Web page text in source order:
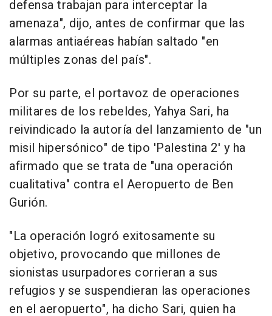
defensa trabajan para interceptar la
amenaza", dijo, antes de confirmar que las
alarmas antiaéreas habían saltado "en
múltiples zonas del país".
Por su parte, el portavoz de operaciones
militares de los rebeldes, Yahya Sari, ha
reivindicado la autoría del lanzamiento de "un
misil hipersónico" de tipo 'Palestina 2' y ha
afirmado que se trata de "una operación
cualitativa" contra el Aeropuerto de Ben
Gurión.
"La operación logró exitosamente su
objetivo, provocando que millones de
sionistas usurpadores corrieran a sus
refugios y se suspendieran las operaciones
en el aeropuerto", ha dicho Sari, quien ha